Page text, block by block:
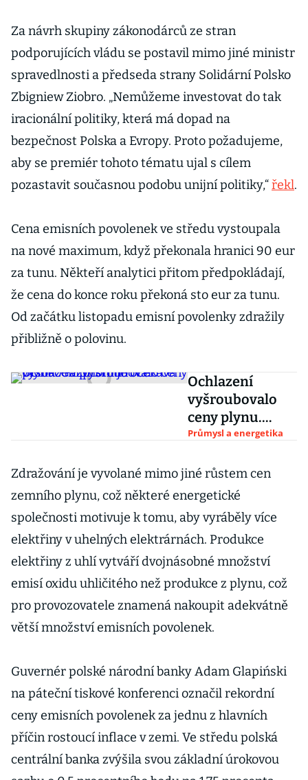
Za návrh skupiny zákonodárců ze stran
podporujících vládu se postavil mimo jiné ministr
spravedlnosti a předseda strany Solidární Polsko
Zbigniew Ziobro. „Nemůžeme investovat do tak
iracionální politiky, která má dopad na
bezpečnost Polska a Evropy. Proto požadujeme,
aby se premiér tohoto tématu ujal s cílem
pozastavit současnou podobu unijní politiky,“řekl.
Cena emisních povolenek ve středu vystoupala
na nové maximum, když překonala hranici 90 eur
za tunu. Někteří analytici přitom předpokládají,
že cena do konce roku překoná sto eur za tunu.
Od začátku listopadu emisní povolenky zdražily
přibližně o polovinu.
Ochlazení
vyšroubovalo
ceny plynu.
Gazprom je
v příštím roce
Průmysl a energetika
Zdražování je vyvolané mimo jiné růstem cen
zemního plynu, což některé energetické
společnosti motivuje k tomu, aby vyráběly více
elektřiny v uhelných elektrárnách. Produkce
elektřiny z uhlí vytváří dvojnásobné množství
emisí oxidu uhličitého než produkce z plynu, což
pro provozovatele znamená nakoupit adekvátně
větší množství emisních povolenek.
Guvernér polské národní banky Adam Glapiński
na páteční tiskové konferenci označil rekordní
ceny emisních povolenek za jednu z hlavních
příčin rostoucí inflace v zemi. Ve středu polská
centrální banka zvýšila svou základní úrokovou